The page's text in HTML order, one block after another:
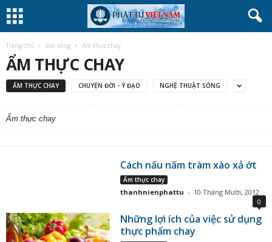
Trang chủ Đời sống Ẩm thực chay
ẨM THỰC CHAY
ẨM THỰC CHAY CHUYỆN ĐỜI - Ý ĐẠO NGHỆ THUẬT SỐNG
Ẩm thực chay
Cách nấu nấm tràm xào xả ớt
Ẩm thực chay
thanhnienphattu - 10 Tháng Mười, 2012
0
Những lợi ích của việc sử dụng
thực phẩm chay